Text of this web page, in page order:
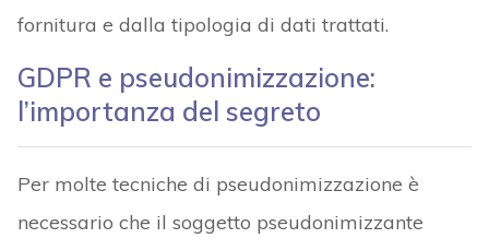
fornitura e dalla tipologia di dati trattati.
GDPR e pseudonimizzazione:
l’importanza del segreto
Per molte tecniche di pseudonimizzazione è
necessario che il soggetto pseudonimizzante